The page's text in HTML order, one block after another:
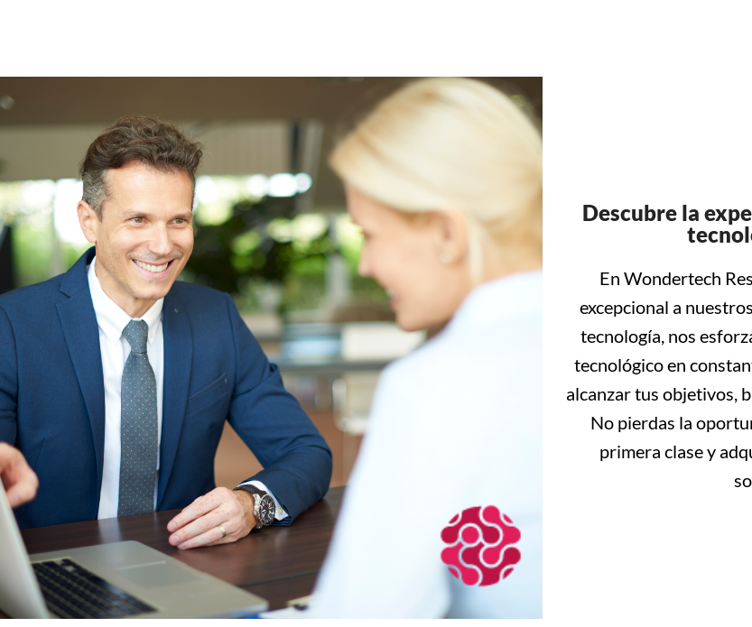
Descubre la
En Wondertech
excepcional a
tecnología, nos
tecnológico en
alcanzar tus objetivos,
No pierdas la
primera clase y